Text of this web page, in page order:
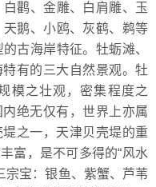
鹳、金雕、白肩雕、玉
鹅、小鸥、灰鹤、鹈等
古海岸特征。牡蛎滩、
有的三大自然景观。牡
模之壮观，密集程度之
绝无仅有，世界上亦属
之一，天津贝壳堤的重
富，是不可多得的“风水
宗宝：银鱼、紫蟹、芦苇